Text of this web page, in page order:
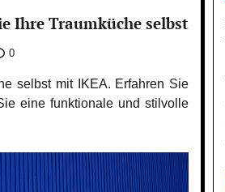
Ihre Traumküche selbst
0
selbst mit IKEA. Erfahren Sie
eine funktionale und stilvolle